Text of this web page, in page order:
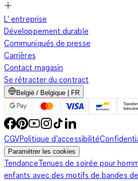
L' entreprise
Développement durable
Communiqués de presse
Carrières
Contact magasin
Se rétracter du contract
België / Belgique | FR
CGVPolitique d’accessibilité
Paramétrer les cookies
TendanceTenues de soirée pour
enfants avec des motifs de bandes